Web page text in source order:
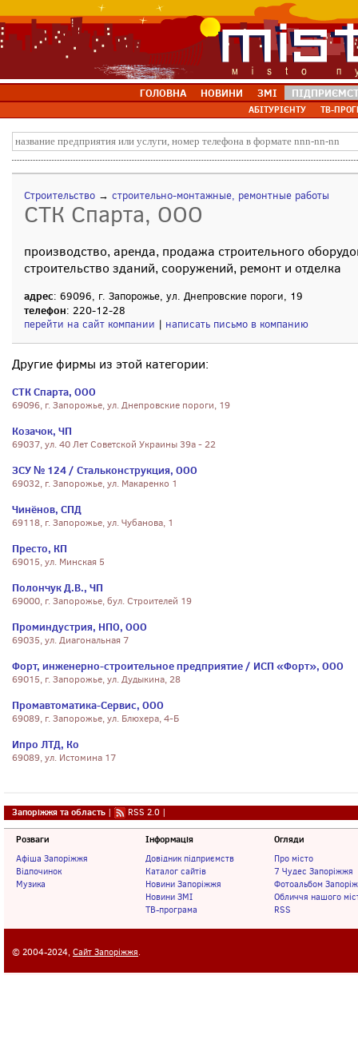
ГОЛОВНА НОВИНИ ЗМІ
АБІТУРІЄНТУ ТВ-
Строительство → строительно-монтажные, ремонтные работы
СТК Спарта, ООО
производство, аренда, продажа строительного
строительство зданий, сооружений, ремонт и отделка
адрес: 69096, г. Запорожье, ул. Днепровские пороги, 19
телефон: 220-12-28
перейти на сайт компании | написать письмо в компанию
Другие фирмы из этой категории:
СТК Спарта, ООО
69096, г. Запорожье, ул. Днепровские пороги, 19
Козачок, ЧП
69037, ул. 40 Лет Советской Украины 39а - 22
ЗСУ № 124 / Стальконструкция, ООО
69032, г. Запорожье, ул. Макаренко 1
Чинёнов, СПД
69118, г. Запорожье, ул. Чубанова, 1
Престо, КП
69015, ул. Минская 5
Полончук Д.В., ЧП
69000, г. Запорожье, бул. Строителей 19
Проминдустрия, НПО, ООО
69035, ул. Диагональная 7
Форт, инженерно-строительное предприятие / ИСП «Форт», ООО
69015, г. Запорожье, ул. Дудыкина, 28
Промавтоматика-Сервис, ООО
69089, г. Запорожье, ул. Блюхера, 4-Б
Ипро ЛТД, Ко
69089, ул. Истомина 17
Запоріжжя та область | RSS 2.0 |
Розваги
Афіша Запоріжжя
Відпочинок
Музика
Інформація
Довідник підприємств
Каталог сайтів
Новини Запоріжжя
Новини ЗМІ
ТВ-програма
Огляди
Про місто
7 Чудес Запоріжжя
Фотоальбом
Обличчя нашого
RSS
© 2004-2024, Сайт Запоріжжя.